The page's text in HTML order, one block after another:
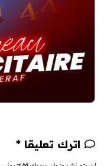
اترك تعليقا *